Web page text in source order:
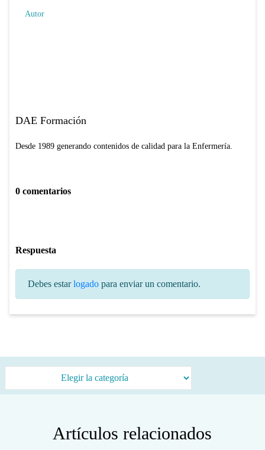
Autor
DAE Formación
Desde 1989 generando contenidos de calidad para la Enfermería.
0 comentarios
Respuesta
Debes estarlogadopara enviar un comentario.
Artículos relacionados